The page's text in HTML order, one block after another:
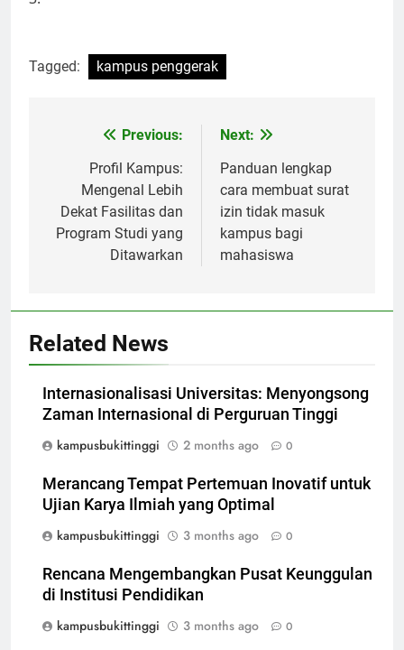
Tagged: kampus penggerak
navigation
Previous:
Profil Kampus:
Mengenal Lebih
Dekat Fasilitas dan
Program Studi yang
Ditawarkan
Next:
Panduan lengkap
cara membuat surat
izin tidak masuk
kampus bagi
mahasiswa
Related News
Internasionalisasi Universitas: Menyongsong
Zaman Internasional di Perguruan Tinggi
kampusbukittinggi
2 months ago 0
Merancang Tempat Pertemuan Inovatif untuk
Ujian Karya Ilmiah yang Optimal
kampusbukittinggi
3 months ago 0
Rencana Mengembangkan Pusat Keunggulan
di Institusi Pendidikan
kampusbukittinggi
3 months ago 0